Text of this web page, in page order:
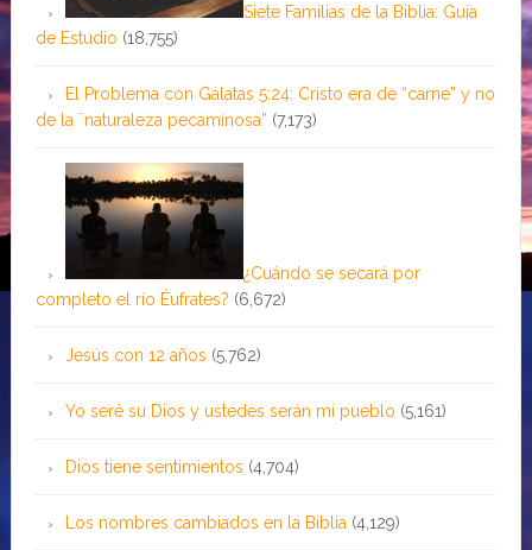
Siete Familias de la Biblia: Guía
de Estudio (18,755)
El Problema con Gálatas 5:24: Cristo era de “carne” y no
de la ¨naturaleza pecaminosa” (7,173)
¿Cuándo se secará por
completo el río Éufrates? (6,672)
Jesús con 12 años (5,762)
Yo seré su Dios y ustedes serán mi pueblo (5,161)
Dios tiene sentimientos (4,704)
Los nombres cambiados en la Biblia (4,129)